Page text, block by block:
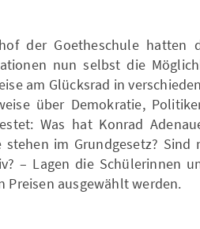
der Goetheschule hatten
nun selbst die
am Glücksrad in
über Demokratie,
Was hat Konrad
stehen im Grundgesetz? Sind
– Lagen die Schülerinnen
Preisen ausgewählt werden.